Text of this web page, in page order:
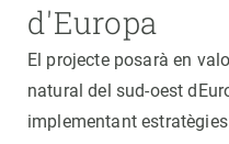
d'Europa
El projecte posarà en
natural del sud-oest
implementant